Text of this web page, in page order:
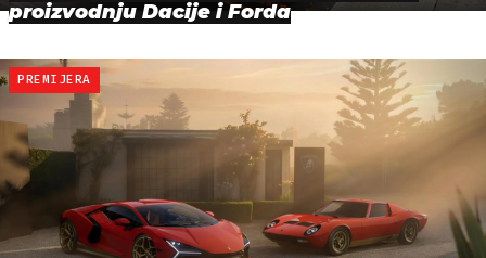
proizvodnju Dacije i Forda
PREMIJERA